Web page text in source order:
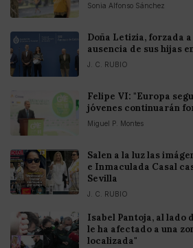
Sonia Alfonso Sánchez
Doña Letizia, forzada
ausencia de sus hijas
J. C. RUBIO
Felipe VI: "Europa
jóvenes continuarán
Miguel P. Montes
Salen a la luz las
e Inmaculada Casal
Sevilla
J. C. RUBIO
Isabel Pantoja, al lado
le ha afectado a una
localizada"